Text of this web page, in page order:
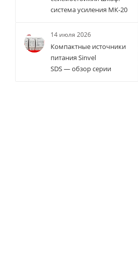
система усиления МК-20
14 июля 2026
Компактные источники
питания Sinvel
SDS — обзор серии